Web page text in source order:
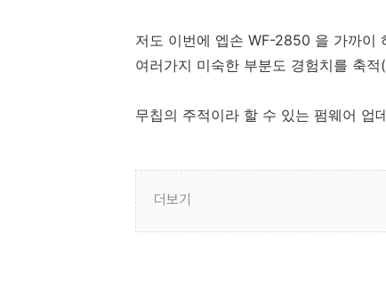
저도 이번에 엡손 WF-2850 을 가까이
여러가지 미숙한 부분도 경험치를 축
무칩의 주적이라 할 수 있는 펌웨어 업
더보기